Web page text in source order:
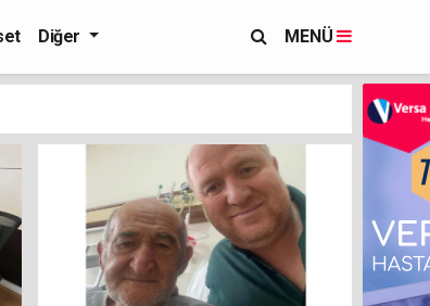
Diğer MENÜ